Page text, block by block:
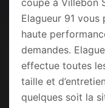
coupe à Villebon
Elagueur 91
haute
demandes.
effectue toutes
taille et
quelques soit la